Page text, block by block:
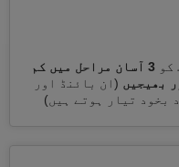
کو
3 آسان مراحل میں کم
بھیجیں (ان بائنڈ اور
بخود تیار ہوتے ہیں)